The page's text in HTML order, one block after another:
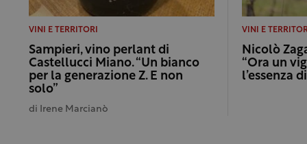
VINI E TERRITORI
Sampieri, vino perlant di
Castellucci Miano. “Un bianco
per la generazione Z. E non
solo”
di Irene Marcianò
VINI E
Nicolò
“Ora un
l’essenza